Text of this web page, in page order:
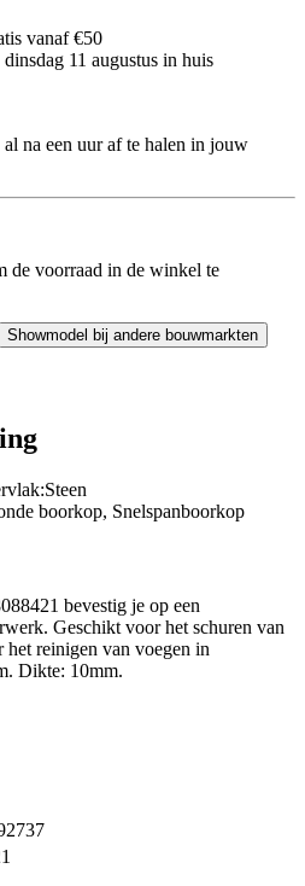
vanaf €50
11 augustus in huis
al na een uur af te halen in jouw
de voorraad in de winkel te
Showmodel bij andere bouwmarkten
boorkop, Snelspanboorkop
bevestig je op een
Geschikt voor het schuren van
het reinigen van voegen in
Dikte: 10mm.